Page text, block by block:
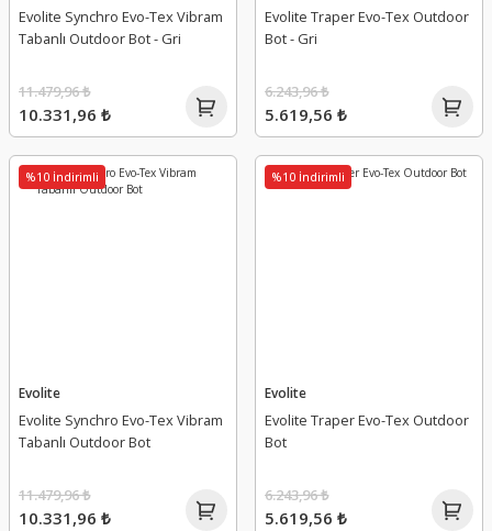
Evolite Synchro Evo-Tex Vibram
Tabanlı Outdoor Bot - Gri
10.331,96 ₺
11.479,96 ₺
Evolite Traper Evo-Tex Outdoor
Bot - Gri
5.619,56 ₺
6.243,96 ₺
%10 İndirimli
Evolite
Evolite Synchro Evo-Tex Vibram
Tabanlı Outdoor Bot
10.331,96 ₺
11.479,96 ₺
%10 İndirimli
Evolite
Evolite Traper Evo-Tex Outdoor
Bot
5.619,56 ₺
6.243,96 ₺